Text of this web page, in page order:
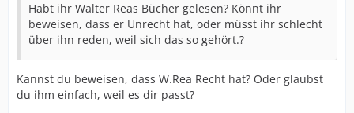
Habt ihr Walter Reas Bücher gelesen? Könnt ihr
beweisen, dass er Unrecht hat, oder müsst ihr schlecht
über ihn reden, weil sich das so gehört.?
Kannst du beweisen, dass W.Rea Recht hat? Oder glaubst
du ihm einfach, weil es dir passt?